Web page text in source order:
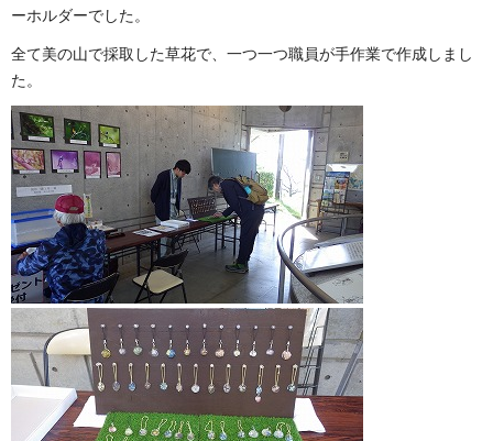
ーホルダーでした。
全て美の山で採取した草花で、一つ一つ職員が手作業で作成しまし
た。